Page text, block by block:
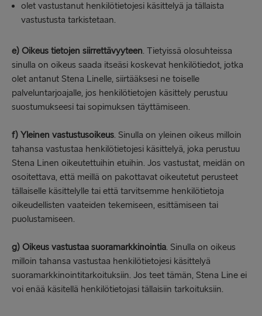
olet vastustanut henkilötietojesi käsittelyä ja tällaista
vastustusta tarkistetaan.
e) Oikeus tietojen siirrettävyyteen. Tietyissä olosuhteissa
sinulla on oikeus saada itseäsi koskevat henkilötiedot, jotka
olet antanut Stena Linelle, siirtääksesi ne toiselle
palveluntarjoajalle, jos henkilötietojen käsittely perustuu
suostumukseesi tai sopimuksen täyttämiseen.
f) Yleinen vastustusoikeus. Sinulla on yleinen oikeus milloin
tahansa vastustaa henkilötietojesi käsittelyä, joka perustuu
Stena Linen oikeutettuihin etuihin. Jos vastustat, meidän on
osoitettava, että meillä on pakottavat oikeutetut perusteet
tällaiselle käsittelylle tai että tarvitsemme henkilötietoja
oikeudellisten vaateiden tekemiseen, esittämiseen tai
puolustamiseen.
g) Oikeus vastustaa suoramarkkinointia. Sinulla on oikeus
milloin tahansa vastustaa henkilötietojesi käsittelyä
suoramarkkinointitarkoituksiin. Jos teet tämän, Stena Line ei
voi enää käsitellä henkilötietojasi tällaisiin tarkoituksiin.